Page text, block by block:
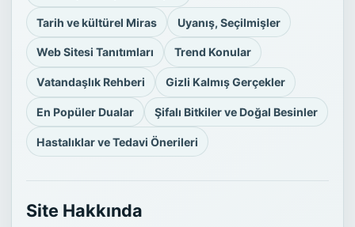
Tarih ve kültürel Miras Uyanış, Seçilmişler
Web Sitesi Tanıtımları Trend Konular
Vatandaşlık Rehberi Gizli Kalmış Gerçekler
En Popüler Dualar Şifalı Bitkiler ve Doğal Besinler
Hastalıklar ve Tedavi Önerileri
Site Hakkında